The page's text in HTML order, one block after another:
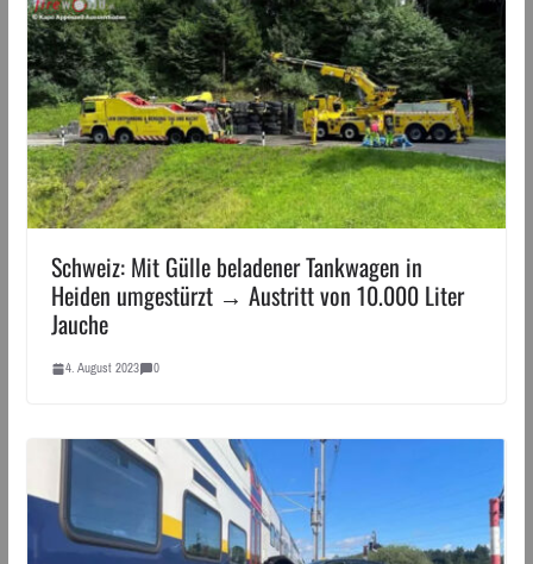
Schweiz: Mit Gülle beladener Tankwagen in
Heiden umgestürzt → Austritt von 10.000 Liter
Jauche
4. August 2023 0